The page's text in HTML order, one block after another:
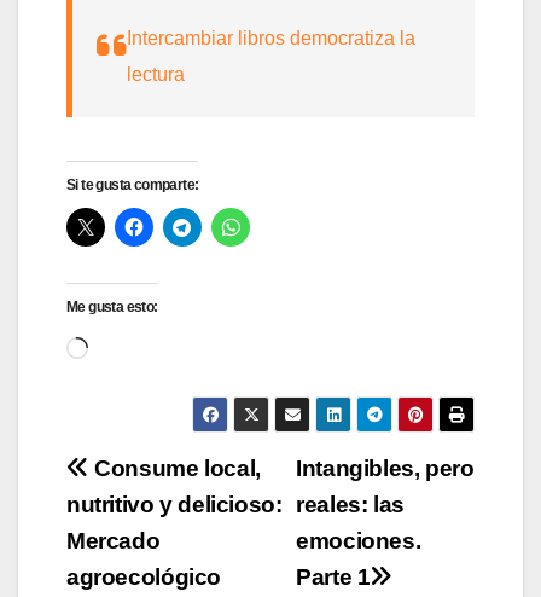
Intercambiar libros democratiza la
lectura
Si te gusta comparte:
Me gusta esto:
Cargando...
Navegación
de
entradas
Intangibles, pero
reales: las
emociones.
Parte 1
Consume local,
nutritivo y delicioso:
Mercado
agroecológico